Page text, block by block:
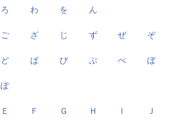
ろ わ を ん
ご ざ じ ず ぜ ぞ
ど ば び ぶ べ ぼ
ぽ
Ｅ Ｆ Ｇ Ｈ Ｉ Ｊ